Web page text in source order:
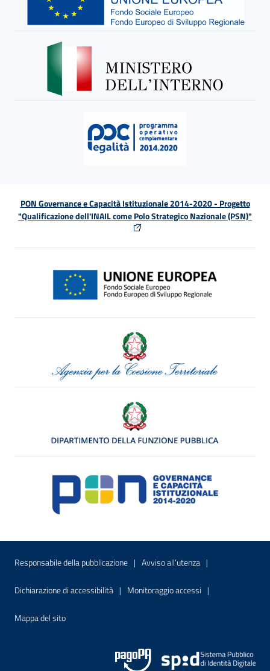
PON Governance e Capacità Istituzionale 2014-2020 - Progetto
"Qualificazione dell'INAIL come Polo Strategico Nazionale (PSN)"
Menu di servizio
Responsabile della pubblicazione Sito interno - Apre in una nuova
Avviso all’utenza Sito interno -
Dichiarazione di accessibilità Sito interno - Apre in una nuova finestra
Monitoraggio accessi Sito interno -
Mappa del sitoSito interno - Apre nella stessa finestra